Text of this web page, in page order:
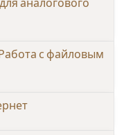
с файловым